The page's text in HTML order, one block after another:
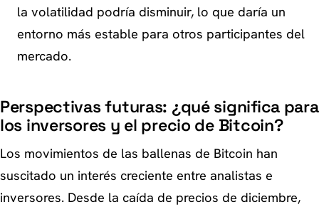
la volatilidad podría disminuir, lo que daría un
entorno más estable para otros participantes del
mercado.
Perspectivas futuras: ¿qué significa para
los inversores y el precio de Bitcoin?
Los movimientos de las ballenas de Bitcoin han
suscitado un interés creciente entre analistas e
inversores. Desde la caída de precios de diciembre,